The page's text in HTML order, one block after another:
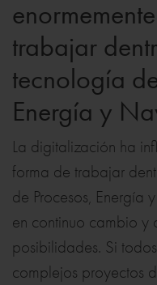
trabajar
tecnología
Energía y
La digitalización ha
forma de trabajar
de Procesos, Energía
en continuo cambio y
posibilidades. Si
complejos proyectos